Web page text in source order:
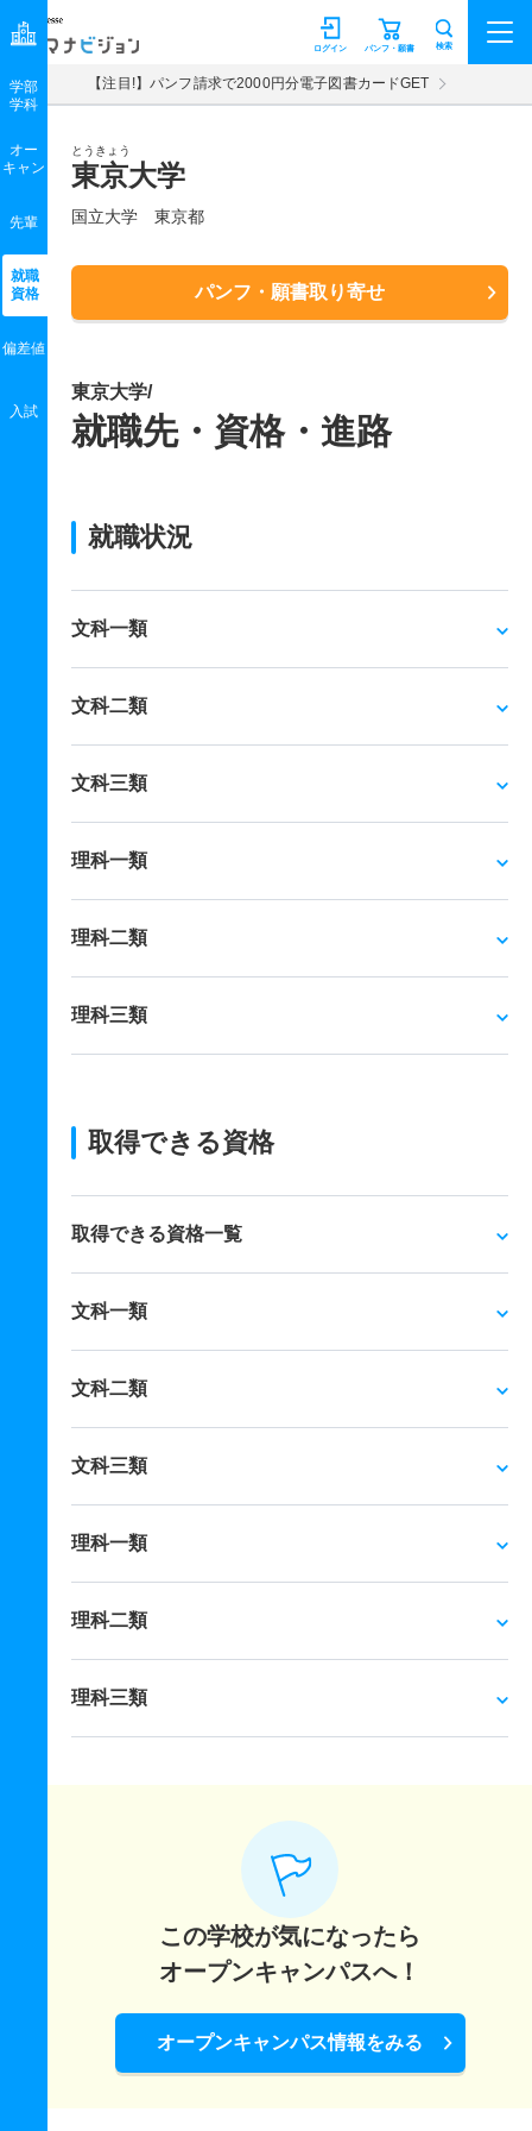
マナビジョン パンフ・願書
ログイン 検索
【注目!】パンフ請求で2000円分電子図書カードGET
とうきょう
東京大学
国立大学 東京都
パンフ・願書取り寄せ
学部
学科
オー
キャン
先輩
就職
資格
偏差値
入試
東京大学/
就職先・資格・進路
就職状況
文科一類
文科二類
文科三類
理科一類
理科二類
理科三類
取得できる資格
取得できる資格一覧
文科一類
文科二類
文科三類
理科一類
理科二類
理科三類
この学校が気になったら
オープンキャンパスへ！
オープンキャンパス情報をみる